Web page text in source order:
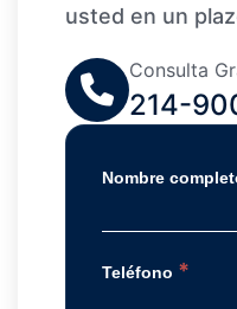
usted en un
Consulta
214-
Nombre
Teléfono *